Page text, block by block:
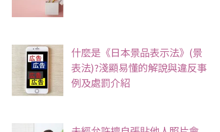
什麼是《日本景品表示法》(景
表法)?淺顯易懂的解說與違反事
例及處罰介紹